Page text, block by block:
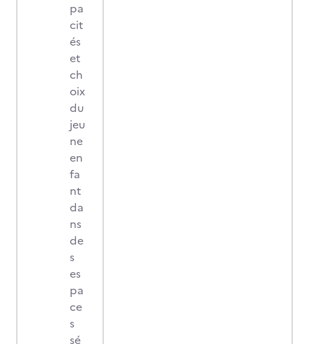
pa
cit
és
et
ch
oix
du
jeu
ne
en
fa
nt
da
ns
de
s
es
pa
ce
s
sé